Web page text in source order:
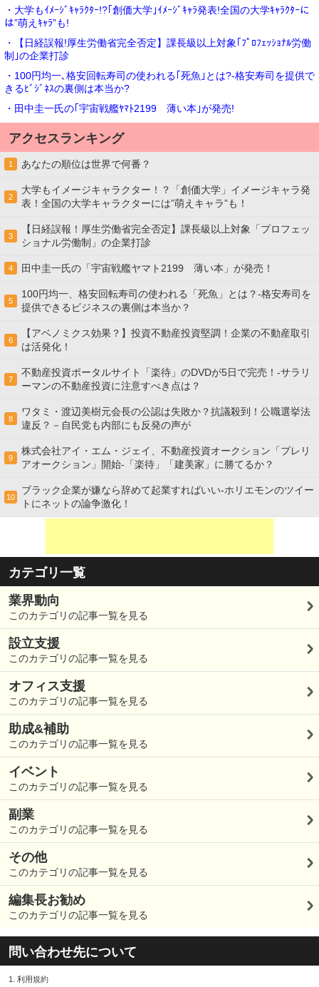
・大学もｲﾒｰｼﾞｷｬﾗｸﾀｰ!?｢創価大学｣ｲﾒｰｼﾞｷｬﾗ発表!全国の大学ｷｬﾗｸﾀｰに
は”萌えｷｬﾗ”も!
・【日経誤報!厚生労働省完全否定】課長級以上対象｢ﾌﾟﾛﾌｪｯｼｮﾅﾙ労働
制｣の企業打診
・100円均一､格安回転寿司の使われる｢死魚｣とは?-格安寿司を提供で
きるﾋﾞｼﾞﾈｽの裏側は本当か?
・田中圭一氏の｢宇宙戦艦ﾔﾏﾄ2199 薄い本｣が発売!
アクセスランキング
1 あなたの順位は世界で何番？
2
大学もイメージキャラクター！？「創価大学」イメージキャラ発
表！全国の大学キャラクターには”萌えキャラ”も！
3
【日経誤報！厚生労働省完全否定】課長級以上対象「プロフェッ
ショナル労働制」の企業打診
4 田中圭一氏の「宇宙戦艦ヤマト2199 薄い本」が発売！
5
100円均一、格安回転寿司の使われる「死魚」とは？-格安寿司を
提供できるビジネスの裏側は本当か？
6
【アベノミクス効果？】投資不動産投資堅調！企業の不動産取引
は活発化！
7
不動産投資ポータルサイト「楽待」のDVDが5日で完売！-サラリ
ーマンの不動産投資に注意すべき点は？
8
ワタミ・渡辺美樹元会長の公認は失敗か？抗議殺到！公職選挙法
違反？－自民党も内部にも反発の声が
9
株式会社アイ・エム・ジェイ、不動産投資オークション「プレリ
アオークション」開始-「楽待」「建美家」に勝てるか？
10
ブラック企業が嫌なら辞めて起業すればいい-ホリエモンのツイー
トにネットの論争激化！
カテゴリ一覧
業界動向
このカテゴリの記事一覧を見る
設立支援
このカテゴリの記事一覧を見る
オフィス支援
このカテゴリの記事一覧を見る
助成&補助
このカテゴリの記事一覧を見る
イベント
このカテゴリの記事一覧を見る
副業
このカテゴリの記事一覧を見る
その他
このカテゴリの記事一覧を見る
編集長お勧め
このカテゴリの記事一覧を見る
問い合わせ先について
1. 利用規約